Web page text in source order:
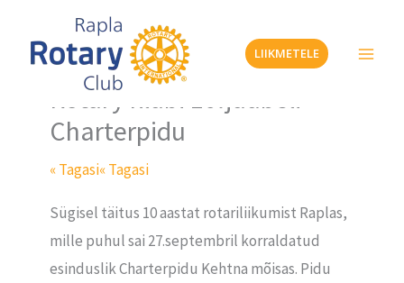
content
LIIKMETELE
Rotary klubi 10.juubeli
Charterpidu
« Tagasi« Tagasi
Sügisel täitus 10 aastat rotariliikumist Raplas,
mille puhul sai 27.septembril korraldatud
esinduslik Charterpidu Kehtna mõisas. Pidu